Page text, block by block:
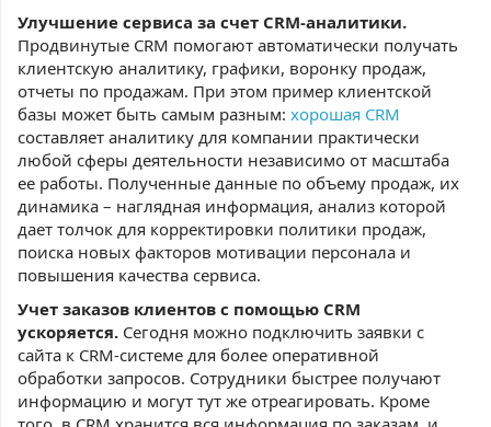
Улучшение сервиса за счет CRM-аналитики.
Продвинутые CRM помогают автоматически получать
клиентскую аналитику, графики, воронку продаж,
отчеты по продажам. При этом пример клиентской
базы может быть самым разным: хорошая CRM
составляет аналитику для компании практически
любой сферы деятельности независимо от масштаба
ее работы. Полученные данные по объему продаж, их
динамика – наглядная информация, анализ которой
дает толчок для корректировки политики продаж,
поиска новых факторов мотивации персонала и
повышения качества сервиса.
Учет заказов клиентов с помощью CRM
ускоряется. Сегодня можно подключить заявки с
сайта к CRM-системе для более оперативной
обработки запросов. Сотрудники быстрее получают
информацию и могут тут же отреагировать. Кроме